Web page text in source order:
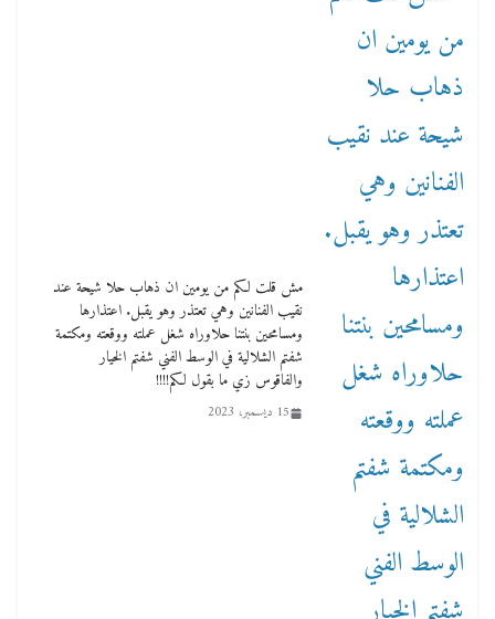
مش قلت لكم من يومين ان ذهاب حلا شيحة عند
نقيب الفنانين وهي تعتذر وهو يقبل. اعتذارها
ومسامحين بنتنا حلاوراه شغل عملته ووقعته ومكتمة
شفتم الشلالية في الوسط الفني شفتم الخيار
والفاقوس زي ما بقول لكم!!!!
15 ديسمبر، 2023